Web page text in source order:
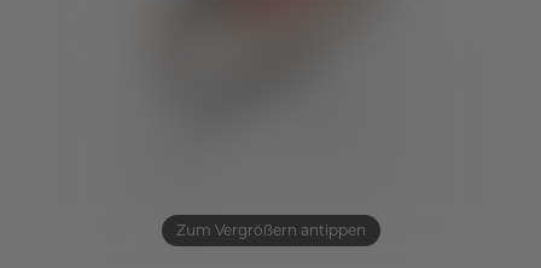
Zum Vergrößern antippen